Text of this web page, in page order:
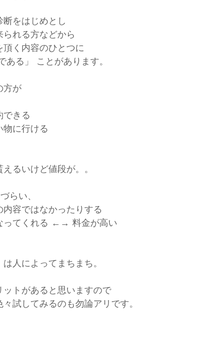
をはじめとし
れる方などから
く内容のひとつに
ある」 ことがあります。
方が
きる
に行ける
いけど値段が。。
らい、
容ではなかったりする
ってくれる ←→ 料金が高い
人によってまちまち。
トがあると思いますので
試してみるのも勿論アリです。